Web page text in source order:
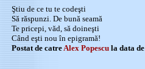
Ştiu de ce tu te codeşti
Să răspunzi. De bună seamă
Te pricepi, văd, să doineşti
Când eşti nou în epigramă!
Postat de catreAlex Popescu la data de